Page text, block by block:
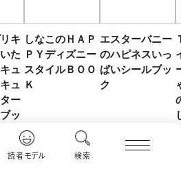
読者モデル 検索
キ
た
ュ
ュ
ー
ッ
１
しなこのＨＡＰ
ＰＹディズニー
スタイルＢＯＯ
Ｋ
エスターバニー
のハピネスいっ
ぱいシールブッ
ク